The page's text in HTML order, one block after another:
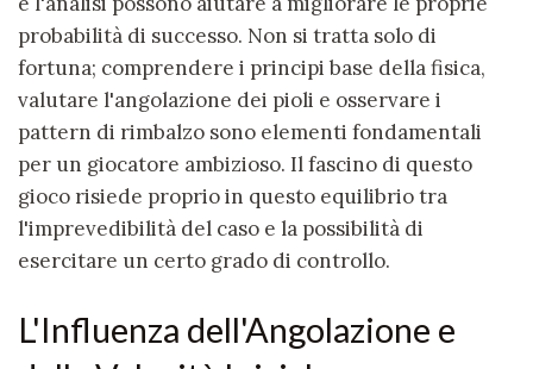
probabilità di successo. Non si tratta solo di
fortuna; comprendere i principi base della fisica,
valutare l'angolazione dei pioli e osservare i
pattern di rimbalzo sono elementi fondamentali
per un giocatore ambizioso. Il fascino di questo
gioco risiede proprio in questo equilibrio tra
l'imprevedibilità del caso e la possibilità di
esercitare un certo grado di controllo.
L'Influenza dell'Angolazione e